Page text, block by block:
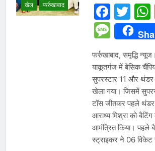
खेल फर्रुखाबाद
फर्रुखाबाद, समृद्धि
याकूतगंज में बेसिक
सुपरस्टार 11 और थंडर
खेला गया। जिसमें
टॉस जीतकर पहले
आराध्य मिश्रा को
आमंत्रित किया। पहले
स्ट्राइकर ने 06